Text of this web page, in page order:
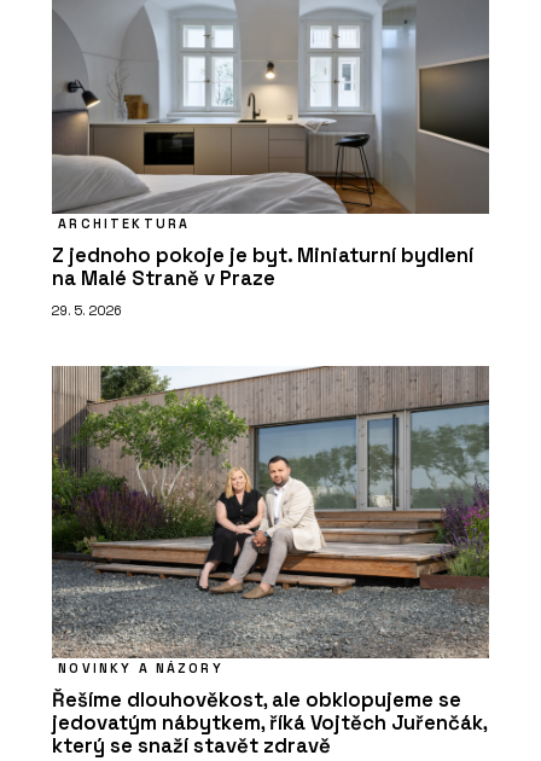
ARCHITEKTURA
Z jednoho pokoje je byt. Miniaturní bydlení
na Malé Straně v Praze
29. 5. 2026
NOVINKY A NÁZORY
Řešíme dlouhověkost, ale obklopujeme se
jedovatým nábytkem, říká Vojtěch Juřenčák,
který se snaží stavět zdravě